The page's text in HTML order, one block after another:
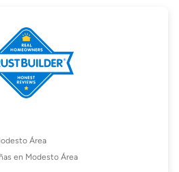
Área
en Modesto Área